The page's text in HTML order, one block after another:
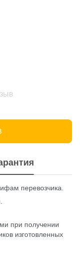
перевозчика.
при получении
изготовленных